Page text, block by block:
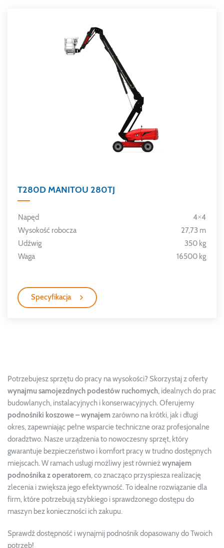
T280D MANITOU 280TJ
Napęd
4×4
Wysokość robocza
27,73 m
Udźwig
350 kg
Waga
16500 kg
Specyfikacja
Potrzebujesz sprzętu do pracy na wysokości? Skorzystaj z oferty
wynajmu samojezdnych podestów ruchomych, idealnych do prac
budowlanych, instalacyjnych i konserwacyjnych. Oferujemy
podnośniki koszowe – wynajem zarówno na krótki, jak i długi
okres, zapewniając pełne wsparcie techniczne oraz profesjonalne
doradztwo. Nasze urządzenia to nowoczesny sprzęt, który
gwarantuje bezpieczeństwo i komfort pracy w trudno dostępnych
miejscach. W ramach usługi możliwy jest również wynajem
podnośnika z operatorem, co znacząco przyspiesza realizację
zlecenia i zwiększa jego efektywność. To idealne rozwiązanie dla
firm, które potrzebują szybkiego i sprawdzonego dostępu do
maszyn bez konieczności ich zakupu.
Sprawdź dostępność i wynajmij podnośnik dopasowany do Twoich
potrzeb!